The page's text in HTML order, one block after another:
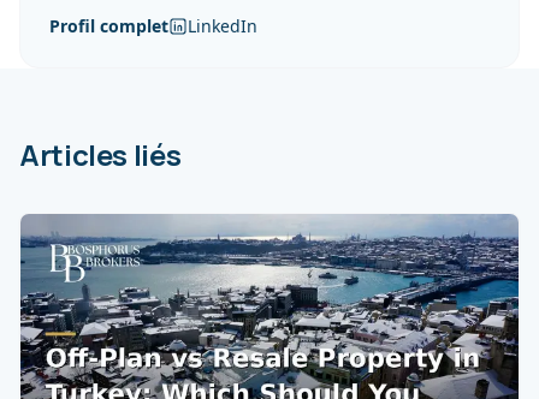
Profil complet
LinkedIn
Articles liés